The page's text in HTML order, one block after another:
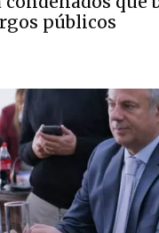
públicos